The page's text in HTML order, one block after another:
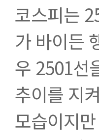
코스피는
가 바이든
우 2501선
추이를 지
모습이지